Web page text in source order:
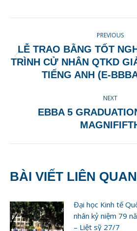
Facebook
X
NAVIGATION
PREVIOUS
post:
LỄ TRAO BẰNG TỐT
TRÌNH CỬ NHÂN QTKD
TIẾNG ANH (E-
NEXT
Next
post:
EBBA 5
BÀI VIẾT LIÊN QUAN
Đại học Kinh tế
nhân kỷ niệm 79
– Liệt sỹ 27/7